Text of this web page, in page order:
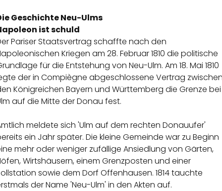
Geschichte Neu-Ulms
ist schuld
Pariser Staatsvertrag schaffte nach den
Kriegen am 28. Februar 1810 die politische
für die Entstehung von Neu-Ulm. Am 18. Mai 1810
der in Compiègne abgeschlossene Vertrag
Königreichen Bayern und Württemberg die Grenze bei
auf die Mitte der Donau fest.
meldete sich 'Ulm auf dem rechten Donauufer'
ein Jahr später. Die kleine Gemeinde war zu Beginn
mehr oder weniger zufällige Ansiedlung von Gärten,
Wirtshäusern, einem Grenzposten und einer
sowie dem Dorf Offenhausen. 1814 tauchte
der Name 'Neu-Ulm' in den Akten auf.